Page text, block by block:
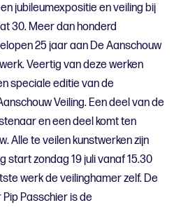
jubileumexpositie en veiling bij
30. Meer dan honderd
25 jaar aan De Aanschouw
Veertig van deze werken
speciale editie van de
Veiling. Een deel van de
en een deel komt ten
Alle te veilen kunstwerken zijn
start zondag 19 juli vanaf 15.30
werk de veilinghamer zelf. De
Passchier is de